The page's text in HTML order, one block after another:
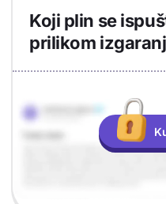
Koji plin se
prilikom
Odgovor
Objašnjenje